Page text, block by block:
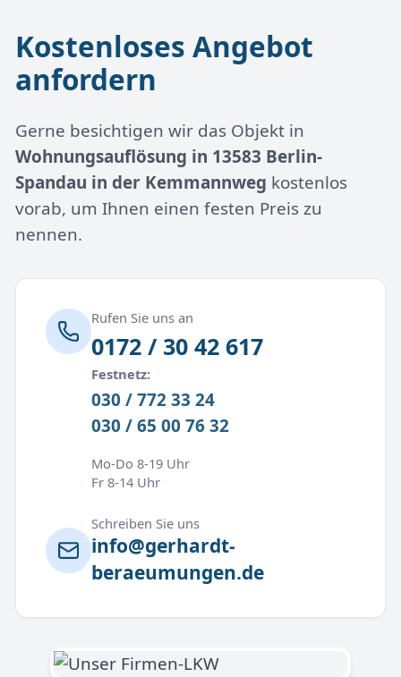
Kostenloses Angebot
anfordern
Gerne besichtigen wir das Objekt in
Wohnungsauflösung in 13583 Berlin-
Spandau in der Kemmannweg kostenlos
vorab, um Ihnen einen festen Preis zu
nennen.
Rufen Sie uns an
0172 / 30 42 617
Festnetz:
030 / 772 33 24
030 / 65 00 76 32
Mo-Do 8-19 Uhr
Fr 8-14 Uhr
Schreiben Sie uns
info@gerhardt-
beraeumungen.de